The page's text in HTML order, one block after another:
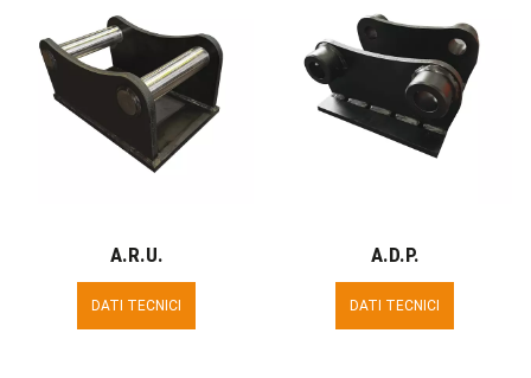
A.R.U.
DATI TECNICI
A.D.P.
DATI TECNICI